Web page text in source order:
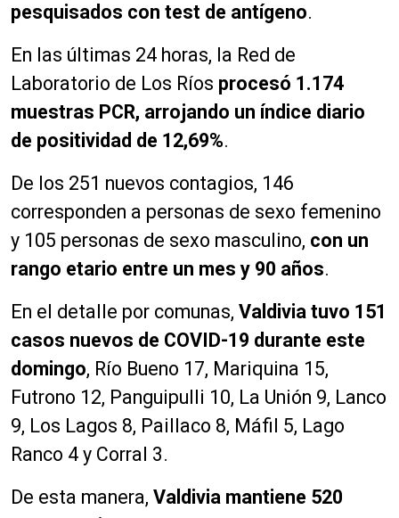
pesquisados con test de antígeno.
En las últimas 24 horas, la Red de
Laboratorio de Los Ríos procesó 1.174
muestras PCR, arrojando un índice diario
de positividad de 12,69%.
De los 251 nuevos contagios, 146
corresponden a personas de sexo femenino
y 105 personas de sexo masculino, con un
rango etario entre un mes y 90 años.
En el detalle por comunas, Valdivia tuvo 151
casos nuevos de COVID-19 durante este
domingo, Río Bueno 17, Mariquina 15,
Futrono 12, Panguipulli 10, La Unión 9, Lanco
9, Los Lagos 8, Paillaco 8, Máfil 5, Lago
Ranco 4 y Corral 3.
De esta manera, Valdivia mantiene 520